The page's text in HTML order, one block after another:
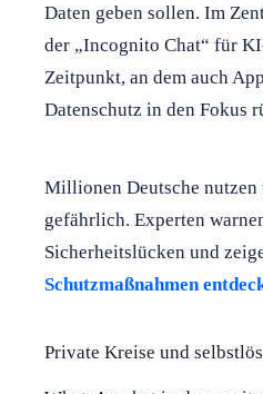
Daten geben sollen. Im
der „Incognito Chat“ für
Zeitpunkt, an dem auch
Datenschutz in den Fokus
Millionen Deutsche nutzen
gefährlich. Experten
Sicherheitslücken und
Schutzmaßnahmen
Private Kreise und